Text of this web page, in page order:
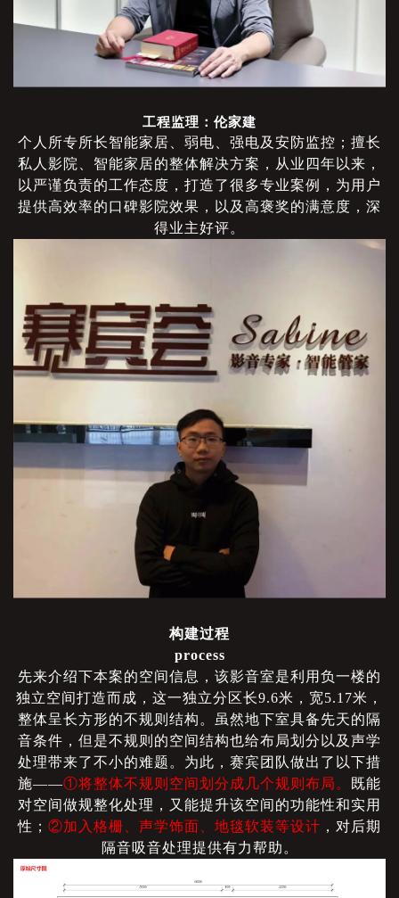
工程监理：伦家建
个人所专所长智能家居、弱电、强电及安防监控；擅长
私人影院、智能家居的整体解决方案，从业四年以来，
以严谨负责的工作态度，打造了很多专业案例，为用户
提供高效率的口碑影院效果，以及高褒奖的满意度，深
得业主好评。
构建过程
process
先来介绍下本案的空间信息，该影音室是利用负一楼的
独立空间打造而成，这一独立分区长9.6米，宽5.17米，
整体呈长方形的不规则结构。虽然地下室具备先天的隔
音条件，但是不规则的空间结构也给布局划分以及声学
处理带来了不小的难题。为此，赛宾团队做出了以下措
施——①将整体不规则空间划分成几个规则布局。
既能
对空间做规整化处理，又能提升该空间的功能性和实用
性； ②加入格栅、声学饰面、地毯软装等设计 ，对后期
隔音吸音处理提供有力帮助。